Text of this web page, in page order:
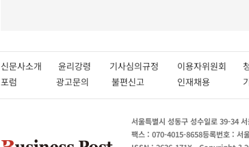
신문사소개 윤리강령 기사심의규정 이용자위원회
포럼
광고문의 불편신고 인재채용
서울특별시 성동구 성수일로 39-34
팩스 : 070-4015-8658등록번호 : 서